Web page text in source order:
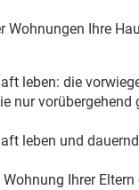
Wohnungen Ihre
leben: die
nur
leben und
Ihrer